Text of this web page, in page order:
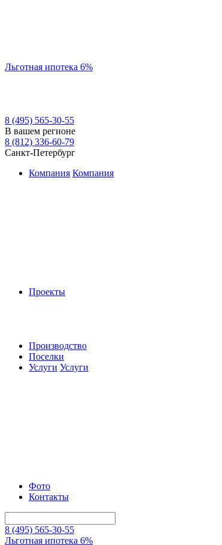
Льготная ипотека 6%
8 (495) 565-30-55
В вашем регионе
8 (812) 336-60-79
Санкт-Петербург
Компания Компания
Проекты
Производство
Поселки
Услуги Услуги
Фото
Контакты
8 (495) 565-30-55
Льготная ипотека 6%